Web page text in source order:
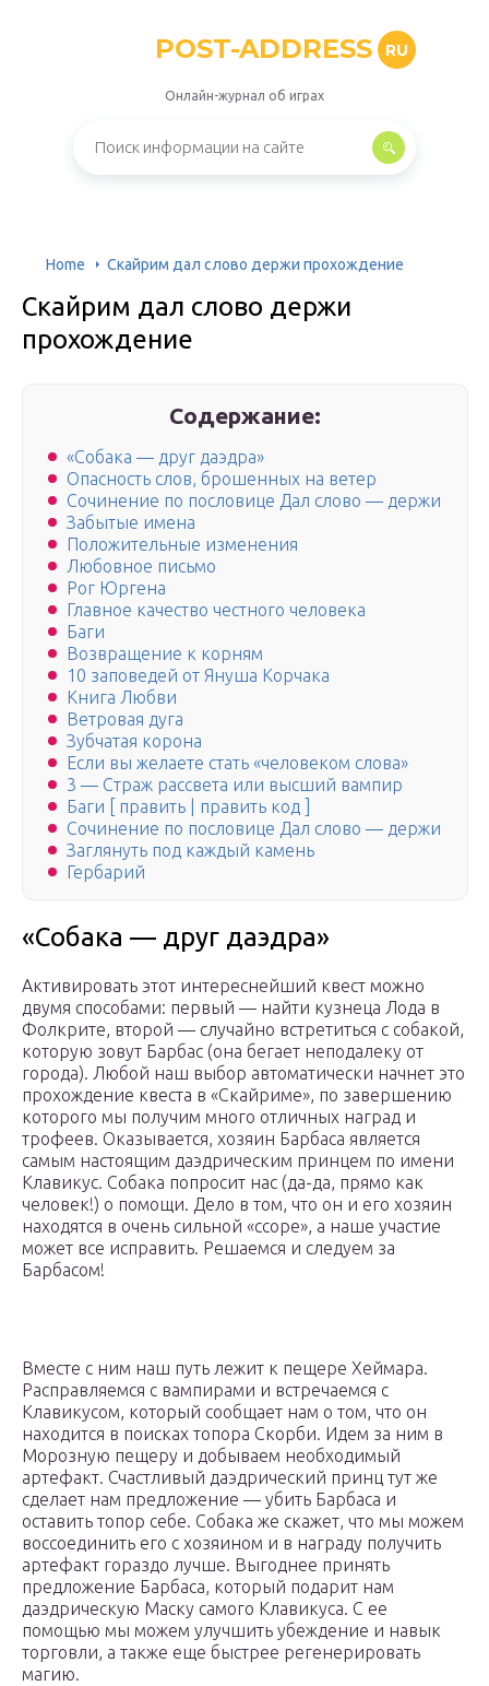
POST-ADDRESS RU
Онлайн-журнал об играх
Home Скайрим дал слово держи прохождение
Скайрим дал слово держи
прохождение
Содержание:
«Собака — друг даэдра»
Опасность слов, брошенных на ветер
Сочинение по пословице Дал слово — держи
Забытые имена
Положительные изменения
Любовное письмо
Рог Юргена
Главное качество честного человека
Баги
Возвращение к корням
10 заповедей от Януша Корчака
Книга Любви
Ветровая дуга
Зубчатая корона
Если вы желаете стать «человеком слова»
3 — Страж рассвета или высший вампир
Баги [ править | править код ]
Сочинение по пословице Дал слово — держи
Заглянуть под каждый камень
Гербарий
«Собака — друг даэдра»
Активировать этот интереснейший квест можно
двумя способами: первый — найти кузнеца Лода в
Фолкрите, второй — случайно встретиться с собакой,
которую зовут Барбас (она бегает неподалеку от
города). Любой наш выбор автоматически начнет это
прохождение квеста в «Скайриме», по завершению
которого мы получим много отличных наград и
трофеев. Оказывается, хозяин Барбаса является
самым настоящим даэдрическим принцем по имени
Клавикус. Собака попросит нас (да-да, прямо как
человек!) о помощи. Дело в том, что он и его хозяин
находятся в очень сильной «ссоре», а наше участие
может все исправить. Решаемся и следуем за
Барбасом!
Вместе с ним наш путь лежит к пещере Хеймара.
Расправляемся с вампирами и встречаемся с
Клавикусом, который сообщает нам о том, что он
находится в поисках топора Скорби. Идем за ним в
Морозную пещеру и добываем необходимый
артефакт. Счастливый даэдрический принц тут же
сделает нам предложение — убить Барбаса и
оставить топор себе. Собака же скажет, что мы можем
воссоединить его с хозяином и в награду получить
артефакт гораздо лучше. Выгоднее принять
предложение Барбаса, который подарит нам
даэдрическую Маску самого Клавикуса. С ее
помощью мы можем улучшить убеждение и навык
торговли, а также еще быстрее регенерировать
магию.